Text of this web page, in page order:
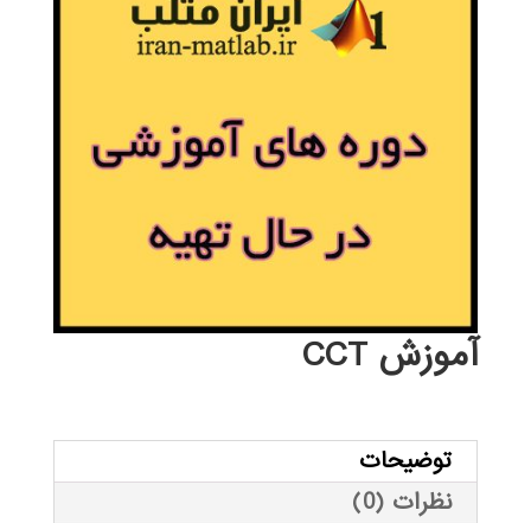
آموزش CCT
توضیحات
نظرات (0)